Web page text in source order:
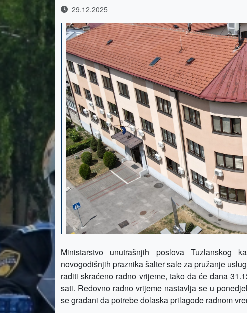
29.12.2025
Ministarstvo unutrašnjih poslova Tuzlanskog
novogodišnjih praznika šalter sale za pružanje
raditi skraćeno radno vrijeme, tako da će dana
sati. Redovno radno vrijeme nastavlja se u
se građani da potrebe dolaska prilagode radnom